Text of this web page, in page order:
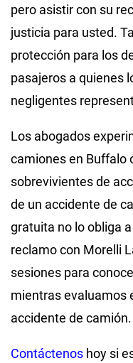
pero asistir con su
justicia para usted.
protección para los
pasajeros a quienes
negligentes
Los abogados
camiones en Buffalo
sobrevivientes de
de un accidente de
gratuita no lo obliga
reclamo con Morelli
sesiones para
mientras evaluamos
accidente de camión.
Contáctenos hoy si